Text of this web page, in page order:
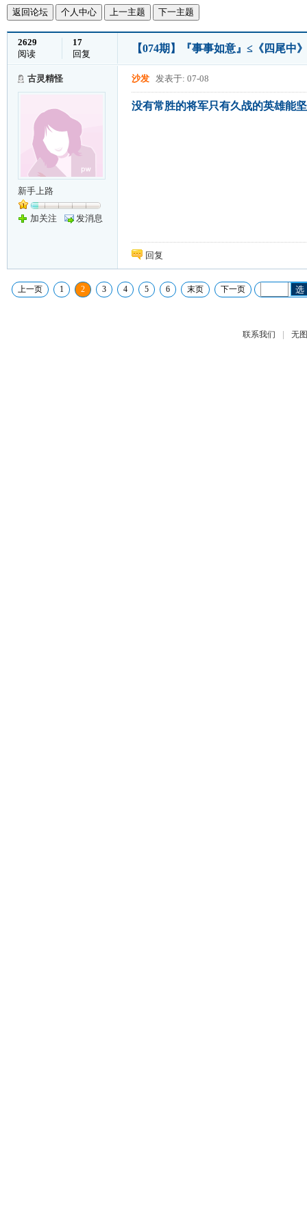
返回论坛 个人中心 上一主题 下一主题
2629
阅读
17
回复
【074期】『事事如意』≤《四尾中
古灵精怪
新手上路
加关注 发消息
沙发 发表于: 07-08
没有常胜的将军只有久战的英雄能
回复
上一页 1 2 3 4 5 6 末页 下一页 选
联系我们 | 无